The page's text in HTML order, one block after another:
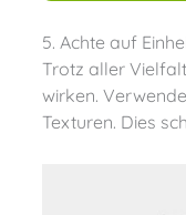
5. Achte auf
Trotz aller Vielfalt: Deine Hintergründe sollten nicht kunterbunt durcheinander gewürfelt aussehen, sondern harmonisch
wirken.
Texturen. Dies